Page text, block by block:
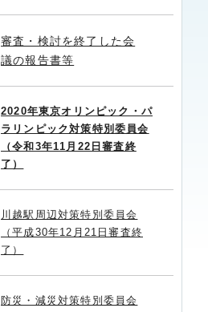
審査・検討を終了した会
議の報告書等
2020年東京オリンピック・パ
ラリンピック対策特別委員会
（令和3年11月22日審査終
了）
川越駅周辺対策特別委員会
（平成30年12月21日審査終
了）
防災・減災対策特別委員会